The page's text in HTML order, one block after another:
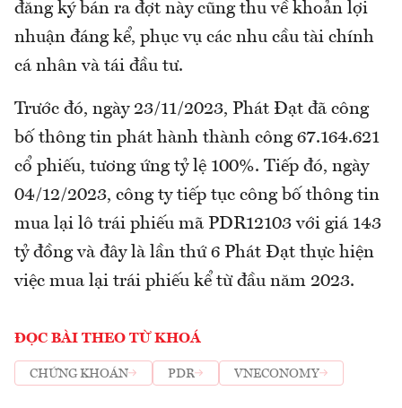
đăng ký bán ra đợt này cũng thu về khoản lợi
nhuận đáng kể, phục vụ các nhu cầu tài chính
cá nhân và tái đầu tư.
Trước đó, ngày 23/11/2023, Phát Đạt đã công
bố thông tin phát hành thành công 67.164.621
cổ phiếu, tương ứng tỷ lệ 100%. Tiếp đó, ngày
04/12/2023, công ty tiếp tục công bố thông tin
mua lại lô trái phiếu mã PDR12103 với giá 143
tỷ đồng và đây là lần thứ 6 Phát Đạt thực hiện
việc mua lại trái phiếu kể từ đầu năm 2023.
ĐỌC BÀI THEO TỪ KHOÁ
CHỨNG KHOÁN PDR VNECONOMY